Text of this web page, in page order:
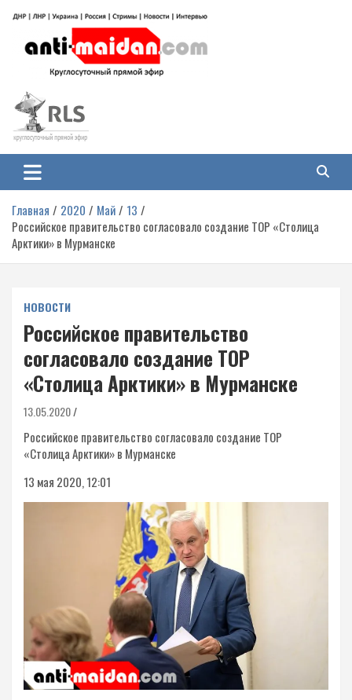
содержимому
Антимайдан: Гражданская война
на Украине
гражданской войне на Украине, включая события в Новороссии, ДНР,
ЛНР и других регионах.
Главная 2020 Май
13
Российское правительство согласовало создание ТОР «Столица
Арктики» в Мурманске
НОВОСТИ
Российское правительство
согласовало создание ТОР
«Столица Арктики» в Мурманске
13.05.2020
Российское правительство согласовало создание ТОР
«Столица Арктики» в Мурманске
13 мая 2020, 12:01